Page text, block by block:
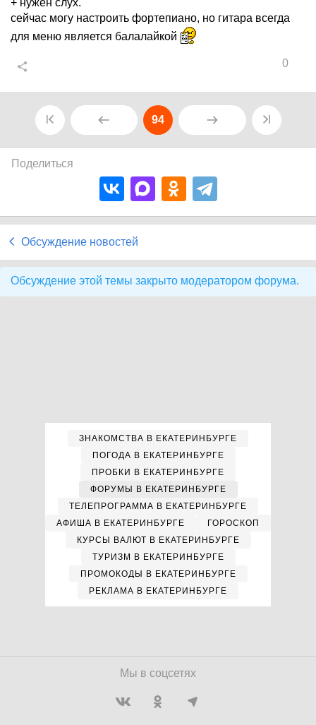
+ нужен слух.
сейчас могу настроить фортепиано, но гитара всегда
для меню является балалайкой
0
94
Поделиться
Обсуждение новостей
Обсуждение этой темы закрыто модератором форума.
ЗНАКОМСТВА В ЕКАТЕРИНБУРГЕ
ПОГОДА В ЕКАТЕРИНБУРГЕ
ПРОБКИ В ЕКАТЕРИНБУРГЕ
ФОРУМЫ В ЕКАТЕРИНБУРГЕ
ТЕЛЕПРОГРАММА В ЕКАТЕРИНБУРГЕ
АФИША В ЕКАТЕРИНБУРГЕ
ГОРОСКОП
КУРСЫ ВАЛЮТ В ЕКАТЕРИНБУРГЕ
ТУРИЗМ В ЕКАТЕРИНБУРГЕ
ПРОМОКОДЫ В ЕКАТЕРИНБУРГЕ
РЕКЛАМА В ЕКАТЕРИНБУРГЕ
Мы в соцсетях